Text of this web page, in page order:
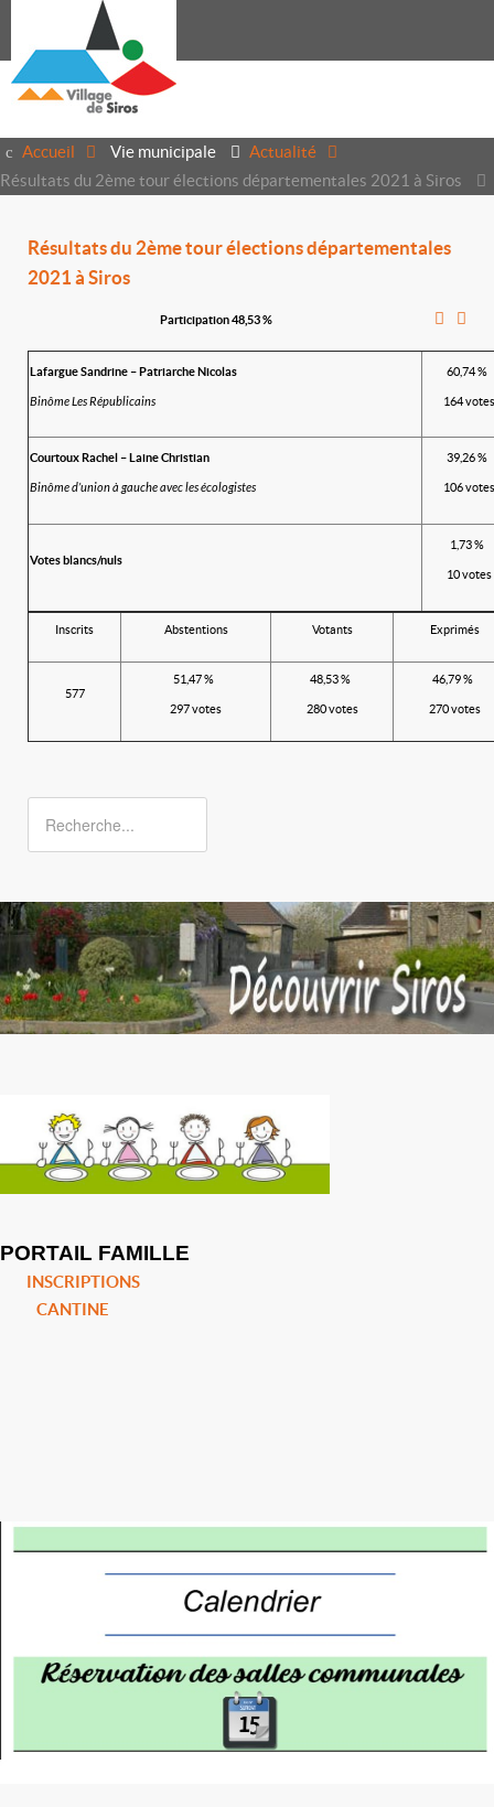
Accueil Vie municipale
Actualité
Résultats du 2ème tour élections départementales 2021 à Siros
Résultats du 2ème tour élections départementales
2021 à Siros
Participation 48,53 %
Lafargue Sandrine – Patriarche Nicolas
Binôme Les Républicains
60,74 %
164 votes
Courtoux Rachel – Laine Christian
Binôme d’union à gauche avec les écologistes
39,26 %
106 votes
Votes blancs/nuls
1,73 %
10 votes
Inscrits Abstentions Votants Exprimés
577
51,47 %
297 votes
48,53 %
280 votes
46,79 %
270 votes
PORTAIL FAMILLE
INSCRIPTIONS
CANTINE